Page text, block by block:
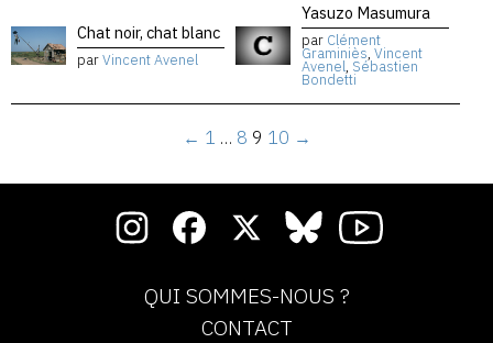
Chat noir, chat blanc
parVincent Avenel
Yasuzo Masumura
par Clément
Graminiès, Vincent
Avenel, Sébastien
Bondetti
← 1 … 8 9 10 →
QUI SOMMES-NOUS ?
CONTACT